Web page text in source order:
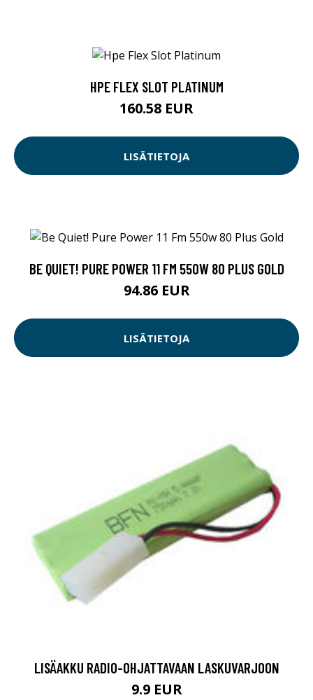
HPE FLEX SLOT PLATINUM
160.58 EUR
LISÄTIETOJA
BE QUIET! PURE POWER 11 FM 550W 80 PLUS GOLD
94.86 EUR
LISÄTIETOJA
LISÄAKKU RADIO-OHJATTAVAAN LASKUVARJOON
9.9 EUR